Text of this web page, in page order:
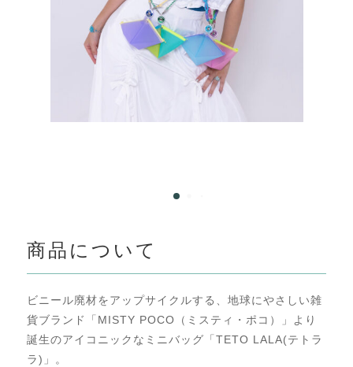
商品について
ビニール廃材をアップサイクルする、地球にやさしい雑
貨ブランド「 MISTY POCO （ミスティ・ポコ）」より
誕生のアイコニックなミニバッグ「 TETO LALA(テトラ
ラ) 」。